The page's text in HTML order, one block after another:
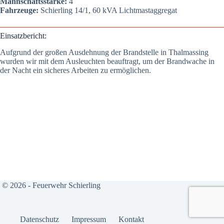
Fahr­zeu­ge: Schier­ling 14/1, 60 kVA Licht­mast­ag­gre­gat
Ein­satz­be­richt:
Auf­grund der gro­ßen Aus­deh­nung der Brand­stel­le in Thal­mas­sing
wur­den wir mit dem Aus­leuch­ten beauf­tragt, um der Brand­wa­che in
der Nacht ein siche­res Arbei­ten zu ermög­li­chen.
© 2026 - Feuerwehr Schierling
Daten­schutz Impres­sum Kon­takt